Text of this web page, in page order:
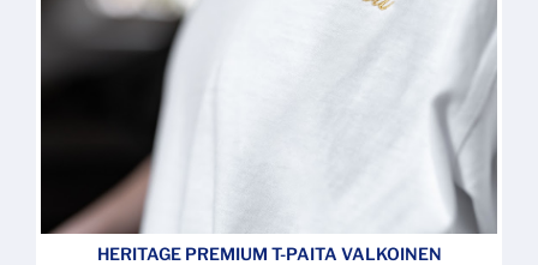
HERITAGE PREMIUM T-PAITA VALKOINEN